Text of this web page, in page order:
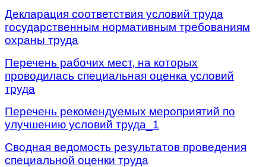
Декларация соответствия условий труда
государственным нормативным требованиям
охраны труда
Перечень рабочих мест, на которых
проводилась специальная оценка условий
труда
Перечень рекомендуемых мероприятий по
улучшению условий труда_1
Сводная ведомость результатов проведения
специальной оценки труда